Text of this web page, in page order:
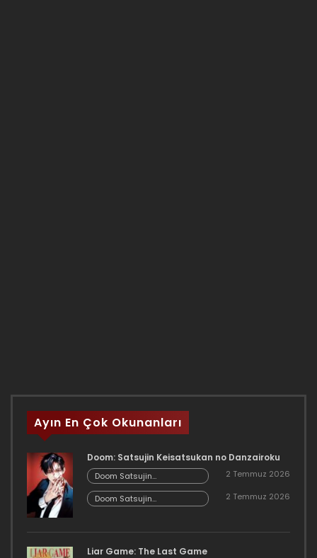
Ayın En Çok Okunanları
Doom: Satsujin Keisatsukan no Danzairoku
Doom Satsujin
Keisatsukan no
Danzairoku 06.02
2 Temmuz 2026
Doom Satsujin
Keisatsukan no
2 Temmuz 2026
Liar Game: The Last Game